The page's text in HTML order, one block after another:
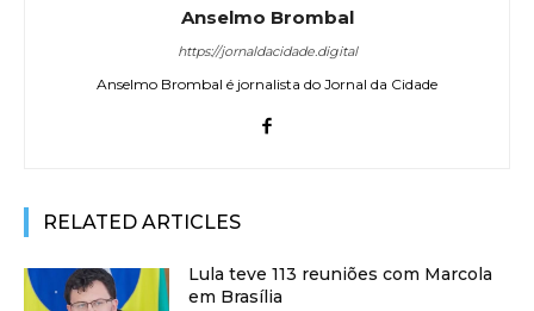
Anselmo Brombal
https://jornaldacidade.digital
Anselmo Brombal é jornalista do Jornal da Cidade
RELATED ARTICLES
Lula teve 113 reuniões com Marcola
em Brasília